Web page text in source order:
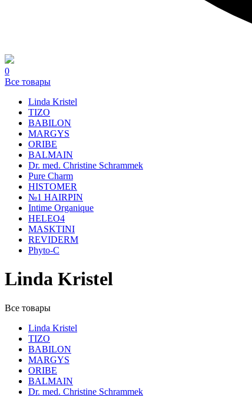
0
Все товары
Linda Kristel
TIZO
BABILON
MARGYS
ORIBE
BALMAIN
Dr. med. Christine Schrammek
Pure Charm
HISTOMER
№1 HAIRPIN
Intime Organique
HELEO4
MASKTINI
REVIDERM
Phyto-C
Linda Kristel
Все товары
Linda Kristel
TIZO
BABILON
MARGYS
ORIBE
BALMAIN
Dr. med. Christine Schrammek